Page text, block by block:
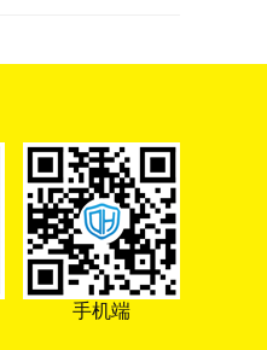
手机端